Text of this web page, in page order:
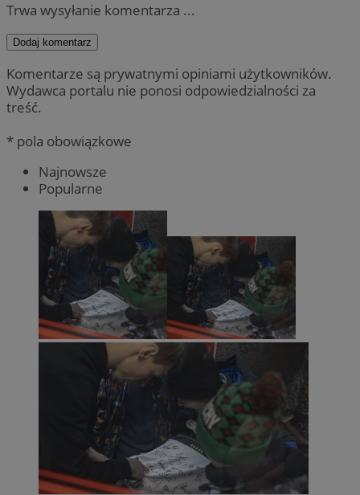
Trwa wysyłanie komentarza ...
Dodaj komentarz
Komentarze są prywatnymi opiniami użytkowników.
Wydawca portalu nie ponosi odpowiedzialności za
treść.
* pola obowiązkowe
Najnowsze
Popularne